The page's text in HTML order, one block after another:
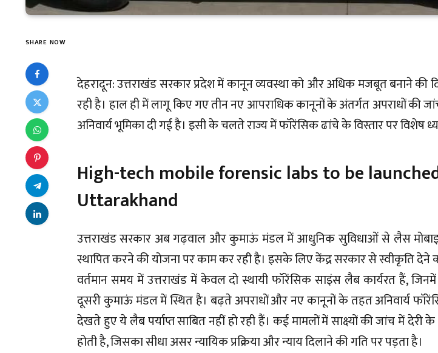
SHARE NOW
देहरादून: उत्तराखंड सरकार प्रदेश में कानून व्यवस्था को और अधिक मजबूत बनाने की
रही है। हाल ही में लागू किए गए तीन नए आपराधिक कानूनों के अंतर्गत अपराधों की
अनिवार्य भूमिका दी गई है। इसी के चलते राज्य में फॉरेंसिक ढांचे के विस्तार पर विशेष
High-tech mobile forensic labs to be
Uttarakhand
उत्तराखंड सरकार अब गढ़वाल और कुमाऊं मंडल में आधुनिक सुविधाओं से लैस
स्थापित करने की योजना पर काम कर रही है। इसके लिए केंद्र सरकार से स्वीकृति देने
वर्तमान समय में उत्तराखंड में केवल दो स्थायी फॉरेंसिक साइंस लैब कार्यरत हैं,
दूसरी कुमाऊं मंडल में स्थित है। बढ़ते अपराधों और नए कानूनों के तहत अनिवार्य
देखते हुए ये लैब पर्याप्त साबित नहीं हो रही हैं। कई मामलों में साक्ष्यों की जांच में देरी
होती है, जिसका सीधा असर न्यायिक प्रक्रिया और न्याय दिलाने की गति पर पड़ता है।